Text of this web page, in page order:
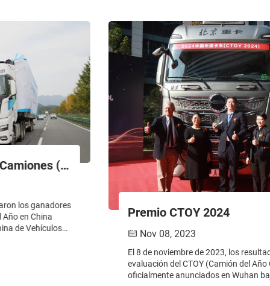
Premio CTOY 2024
Nov 08, 2023
El 8 de noviembre de 2023, los resultados de la prueba y
evaluación del CTOY (Camión del Año Chino) 2024 fueron
oficialmente anunciados en Wuhan bajo el patrocinio de